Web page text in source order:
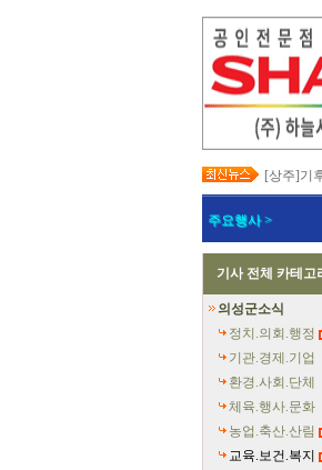
[상주]기
[봉화]‘K-
[김천]지
[고령]가
[경주]경
[경북교
[경북도
[구미]예
[경북교
주요행사 >
기사 전체 카테고
의성군소식
정치.의회.행정
기관.경제.기업
환경.사회.단체
체육.행사.문화
농업.축산.산림
교육.보건.복지